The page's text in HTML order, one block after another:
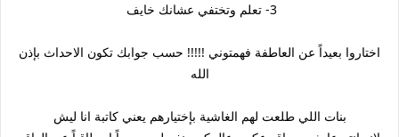
3- تعلم وتختفي عشانك خايف
اختاروا بعيداً عن العاطفة فهمتوني !!!!! حسب جوابك تكون الاحداث بإذن
الله
بنات اللي طلعت لهم الغاشية بإختيارهم يعني كاتبة انا ليش